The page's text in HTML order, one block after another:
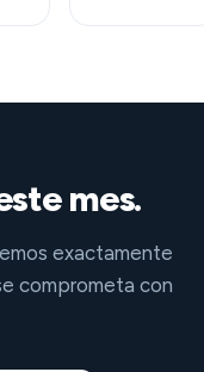
mes.
exactamente
comprometa con